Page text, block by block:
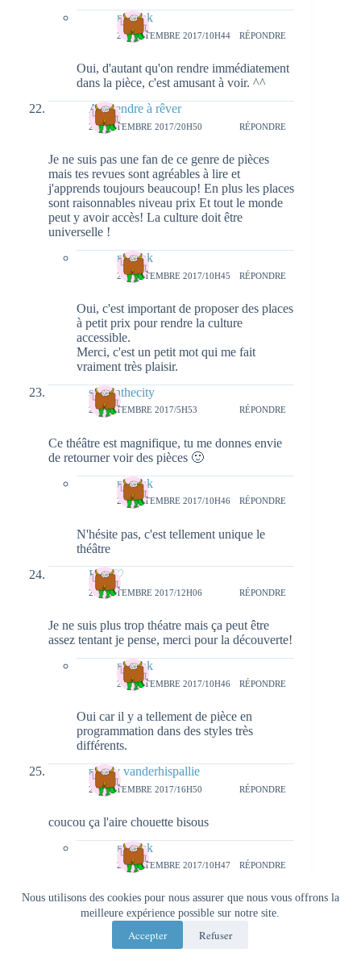
Nous utilisons des cookies pour nous assurer que nous vous offrons la
meilleure expérience possible sur notre site.
Accepter Refuser
natieak
27 SEPTEMBRE 2017/10H44 RÉPONDRE
Oui, d'autant qu'on rendre immédiatement
dans la pièce, c'est amusant à voir. ^^
Apprendre à rêver
25 SEPTEMBRE 2017/20H50 RÉPONDRE
Je ne suis pas une fan de ce genre de pièces
mais tes revues sont agréables à lire et
j'apprends toujours beaucoup! En plus les places
sont raisonnables niveau prix Et tout le monde
peut y avoir accès! La culture doit être
universelle !
natieak
27 SEPTEMBRE 2017/10H45 RÉPONDRE
Oui, c'est important de proposer des places
à petit prix pour rendre la culture
accessible.
Merci, c'est un petit mot qui me fait
vraiment très plaisir.
sysyinthecity
26 SEPTEMBRE 2017/5H53 RÉPONDRE
Ce théâtre est magnifique, tu me donnes envie
de retourner voir des pièces 🙂
natieak
27 SEPTEMBRE 2017/10H46 RÉPONDRE
N'hésite pas, c'est tellement unique le
théâtre
Lou ♡
26 SEPTEMBRE 2017/12H06 RÉPONDRE
Je ne suis plus trop théatre mais ça peut être
assez tentant je pense, merci pour la découverte!
natieak
27 SEPTEMBRE 2017/10H46 RÉPONDRE
Oui car il y a tellement de pièce en
programmation dans des styles très
différents.
peggy vanderhispallie
26 SEPTEMBRE 2017/16H50 RÉPONDRE
coucou ça l'aire chouette bisous
natieak
27 SEPTEMBRE 2017/10H47 RÉPONDRE
Oh oui, j'ai beaucoup aimé. ^^
princess.acidulee
27 SEPTEMBRE 2017/15H21